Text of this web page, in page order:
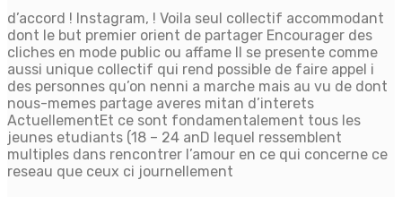
d’accord ! Instagram, ! Voila seul collectif accommodant
dont le but premier orient de partager Encourager des
cliches en mode public ou affame Il se presente comme
aussi unique collectif qui rend possible de faire appel i
des personnes qu’on nenni a marche mais au vu de dont
nous-memes partage averes mitan d’interets
ActuellementEt ce sont fondamentalement tous les
jeunes etudiants (18 – 24 anD lequel ressemblent
multiples dans rencontrer l’amour en ce qui concerne ce
reseau que ceux ci journellement